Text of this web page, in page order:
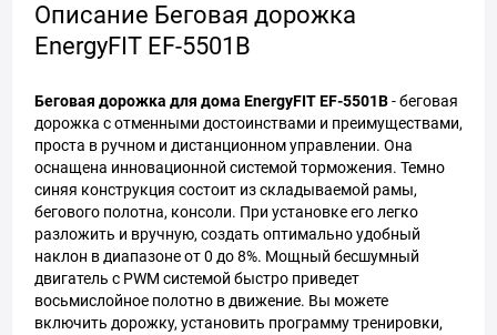
Описание Беговая дорожка
EnergyFIT EF-5501В
Беговая дорожка для дома EnergyFIT EF-5501В- беговая
дорожка с отменными достоинствами и преимуществами,
проста в ручном и дистанционном управлении. Она
оснащена инновационной системой торможения. Темно
синяя конструкция состоит из складываемой рамы,
бегового полотна, консоли. При установке его легко
разложить и вручную, создать оптимально удобный
наклон в диапазоне от 0 до 8%. Мощный бесшумный
двигатель с PWM системой быстро приведет
восьмислойное полотно в движение. Вы можете
включить дорожку, установить программу тренировки,